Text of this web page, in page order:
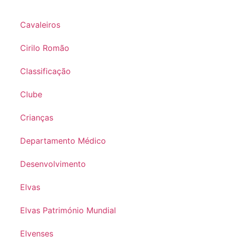
Cavaleiros
Cirilo Romão
Classificação
Clube
Crianças
Departamento Médico
Desenvolvimento
Elvas
Elvas Património Mundial
Elvenses